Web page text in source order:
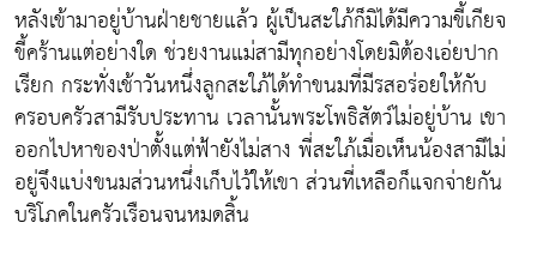
หลังเข้ามาอยู่บ้านฝ่ายชายแล้ว ผู้เป็นสะใภ้ก็มิได้มีความขี้เกียจ
ขี้คร้านแต่อย่างใด ช่วยงานแม่สามีทุกอย่างโดยมิต้องเอ่ยปาก
เรียก กระทั่งเช้าวันหนึ่งลูกสะใภ้ได้ทำขนมที่มีรสอร่อยให้กับ
ครอบครัวสามีรับประทาน เวลานั้นพระโพธิสัตว์ไม่อยู่บ้าน เขา
ออกไปหาของป่าตั้งแต่ฟ้ายังไม่สาง พี่สะใภ้เมื่อเห็นน้องสามีไม่
อยู่จึงแบ่งขนมส่วนหนึ่งเก็บไว้ให้เขา ส่วนที่เหลือก็แจกจ่ายกัน
บริโภคในครัวเรือนจนหมดสิ้น